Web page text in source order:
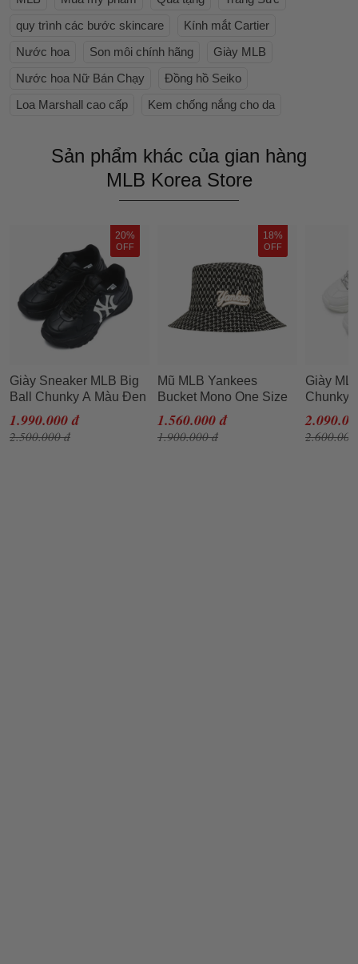
quy trình các bước skincare
Kính mắt Cartier
Nước hoa
Son môi chính hãng
Giày MLB
Nước hoa Nữ Bán Chạy
Đồng hồ Seiko
Loa Marshall cao cấp
Kem chống nắng cho da
Sản phẩm khác của gian hàng
MLB Korea Store
20%
OFF
Giày Sneaker MLB Big
Ball Chunky A Màu Đen
Logo Trắng Size 230
1.990.000 đ
2.500.000 đ
18%
OFF
Mũ MLB Yankees
Bucket Mono One Size
59H
1.560.000 đ
1.900.000 đ
Giày
Chunky